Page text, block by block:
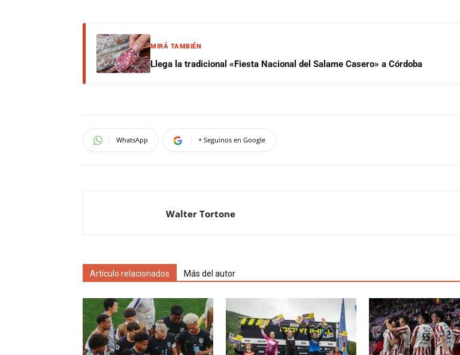
MIRÁ TAMBIÉN
Llega la tradicional «Fiesta Nacional del Salame Casero» a Córdoba
WhatsApp + Seguinos en Google
Walter Tortone
Artículo relacionados Más del autor